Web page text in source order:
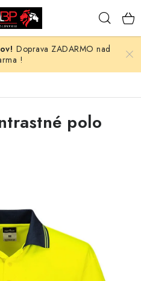
Doprava ZADARMO nad
!
polo